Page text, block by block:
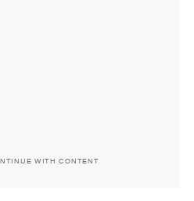
WITH CONTENT